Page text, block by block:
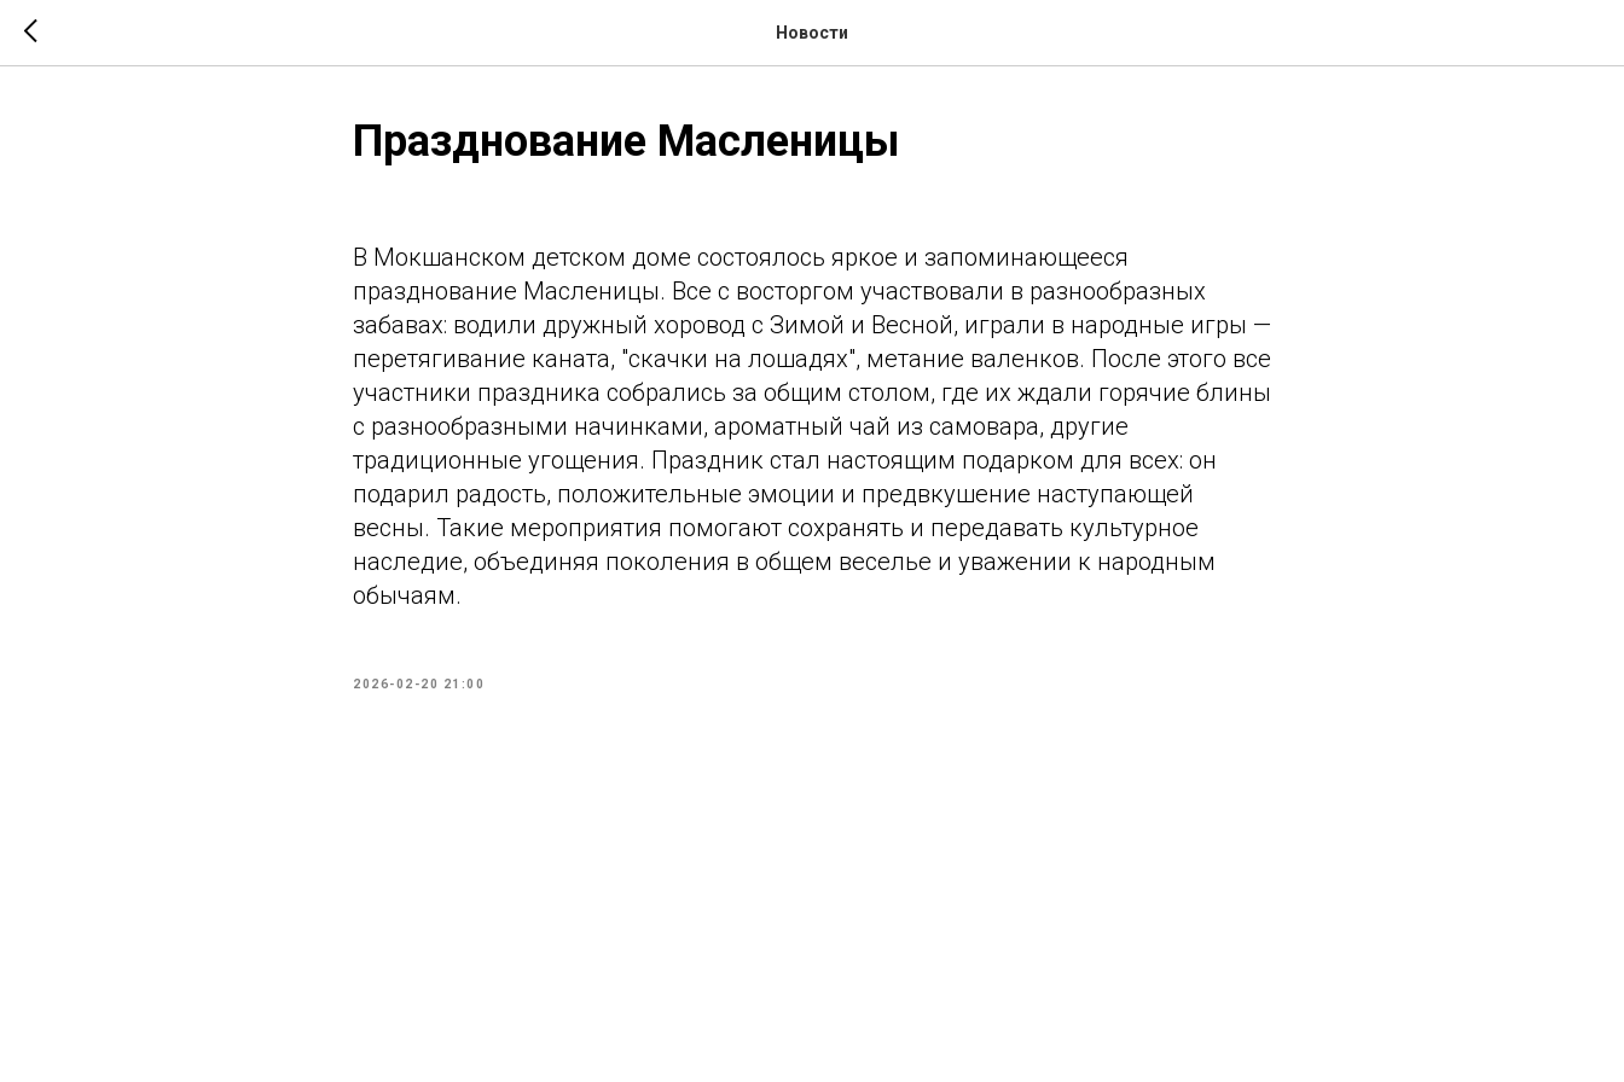
Новости
Празднование Масленицы
В Мокшанском детском доме состоялось яркое и запоминающееся
празднование Масленицы. Все с восторгом участвовали в разнообразных
забавах: водили дружный хоровод с Зимой и Весной, играли в народные игры —
перетягивание каната, "скачки на лошадях", метание валенков. После этого все
участники праздника собрались за общим столом, где их ждали горячие блины
с разнообразными начинками, ароматный чай из самовара, другие
традиционные угощения. Праздник стал настоящим подарком для всех: он
подарил радость, положительные эмоции и предвкушение наступающей
весны. Такие мероприятия помогают сохранять и передавать культурное
наследие, объединяя поколения в общем веселье и уважении к народным
обычаям.
2026-02-20 21:00